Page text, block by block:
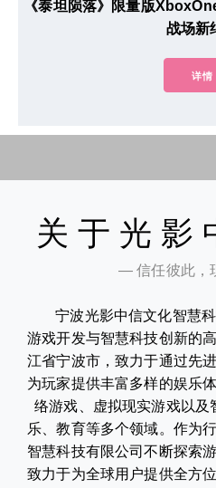
《泰坦陨落》限量版
战场新
详情
关于光影
— 信任彼此，
宁波光影中信文化智慧
游戏开发与智慧科技创新的
江省宁波市，致力于通过先
为玩家提供丰富多样的娱乐
络游戏、虚拟现实游戏以及
乐、教育等多个领域。作为
智慧科技有限公司不断探索
致力于为全球用户提供全方